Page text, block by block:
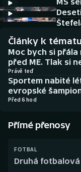
DALŠÍ SPORTY
Baseball a softbal
Basketbal
Boby a skeleton
Box
NEPŘEHLÉDNĚTE
Soutěže
Historické návraty
AZ kvíz
Články k tématu
Moc bych si
před ME. Tlak si
Právě teď
Sportem nabité
evropské
Před 6 hod
Přímé přenosy
FOTBAL
Druhá fotbalová